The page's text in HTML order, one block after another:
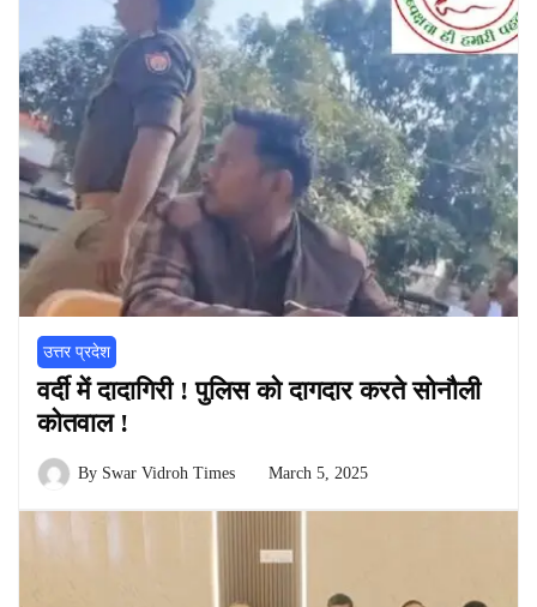
उत्तर प्रदेश
वर्दी में दादागिरी ! पुलिस को दागदार करते सोनौली
कोतवाल !
By Swar Vidroh Times March 5, 2025